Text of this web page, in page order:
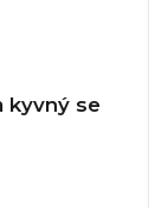
kyvný se